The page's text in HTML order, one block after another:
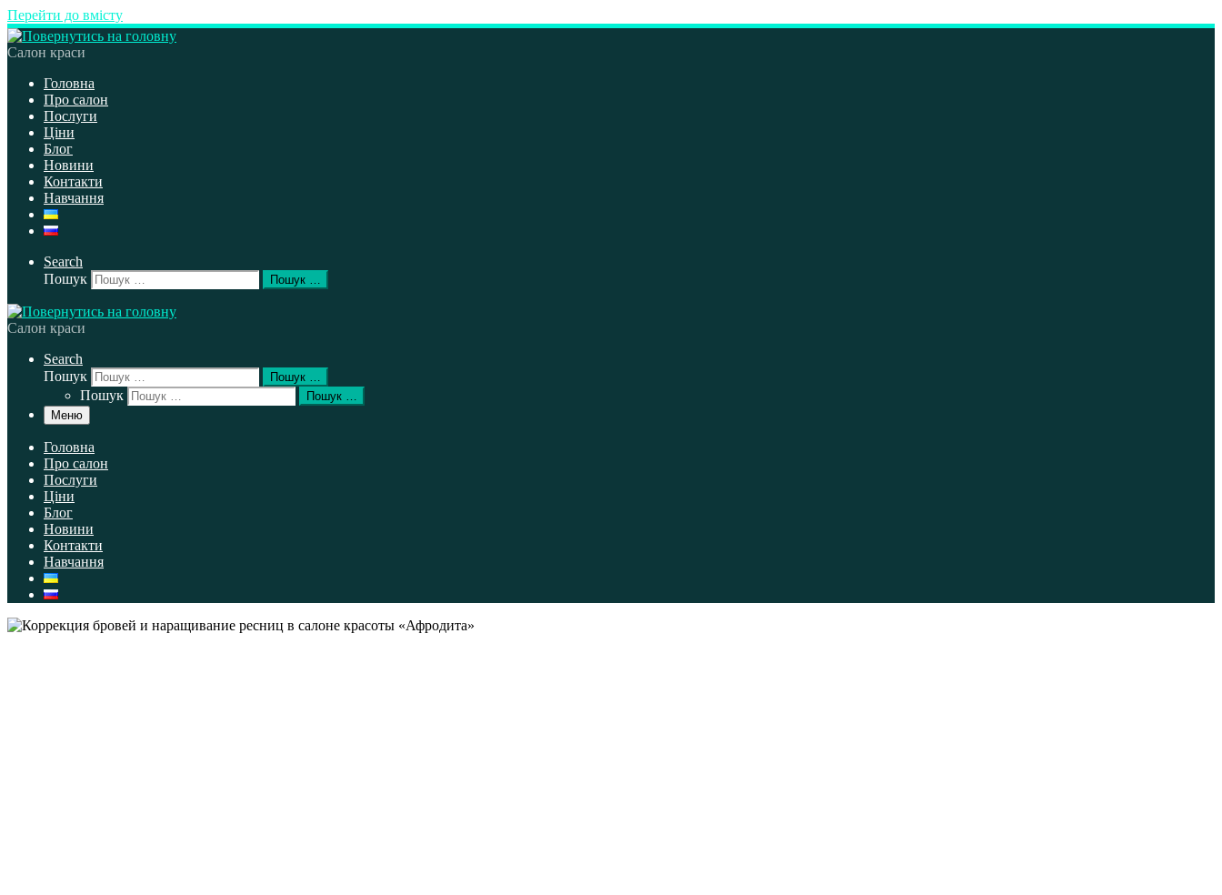
Перейти до вмісту
Салон краси
Головна
Про салон
Послуги
Ціни
Блог
Новини
Контакти
Навчання
Search
Пошук
Пошук …
Салон краси
Search
Пошук
Пошук …
Пошук
Пошук …
Меню
Головна
Про салон
Послуги
Ціни
Блог
Новини
Контакти
Навчання